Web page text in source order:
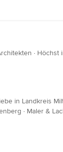
· Höchst
in Landkreis
· Maler &